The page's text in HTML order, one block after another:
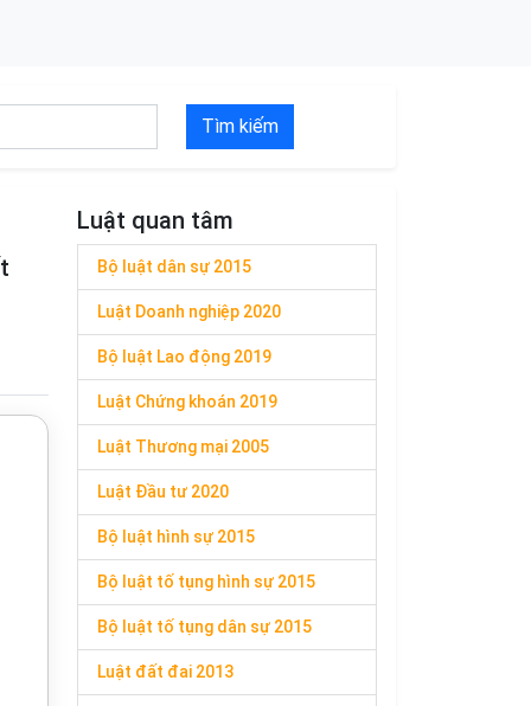
Tìm kiếm
Luật quan tâm
Bộ luật dân sự 2015
Luật Doanh nghiệp 2020
Bộ luật Lao động 2019
Luật Chứng khoán 2019
Luật Thương mại 2005
Luật Đầu tư 2020
Bộ luật hình sự 2015
Bộ luật tố tụng hình sự 2015
Bộ luật tố tụng dân sự 2015
Luật đất đai 2013